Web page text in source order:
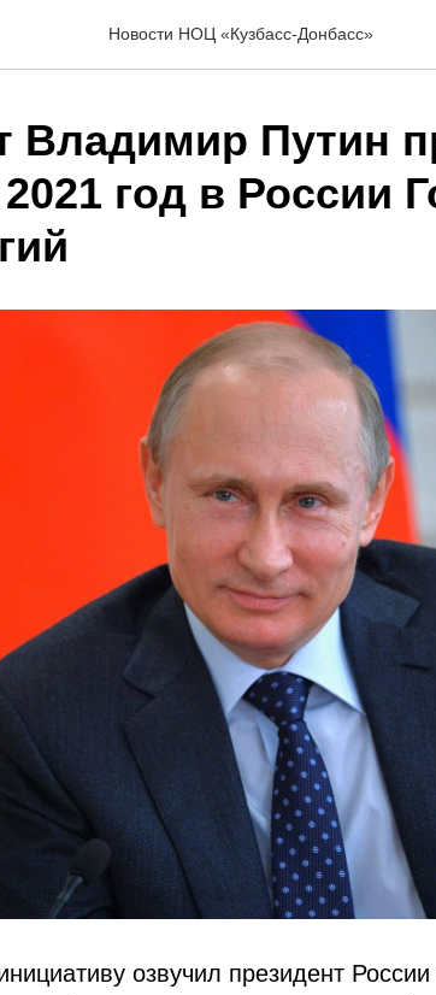
Новости НОЦ «Кузбасс-Донбасс»
Владимир Путин
год в России
озвучил президент